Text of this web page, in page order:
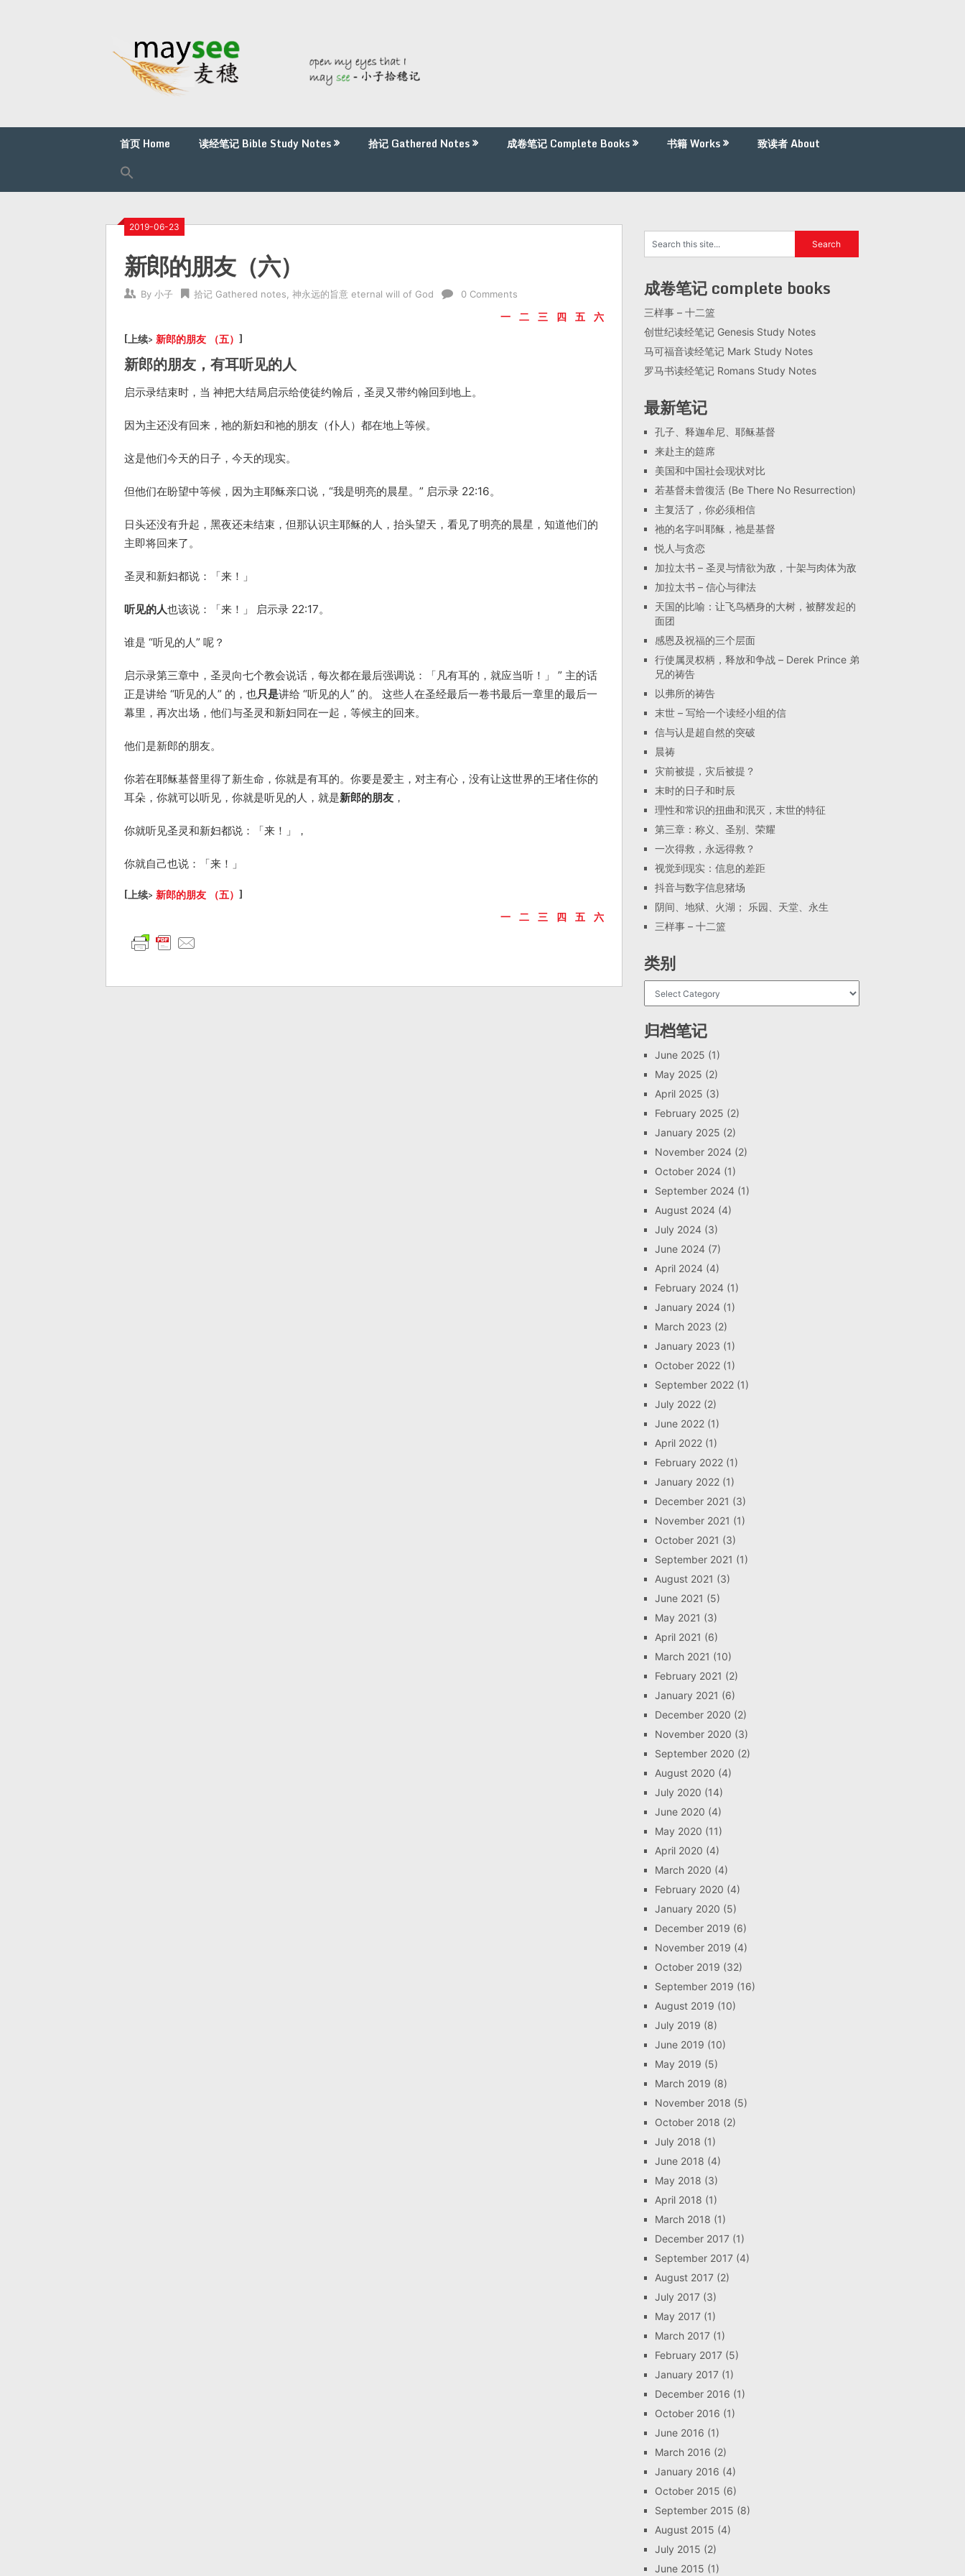
首页 Home 读经笔记 Bible Study Notes 拾记 Gathered Notes 成卷笔记 Complete Books 书籍 Works 致读者 About
2019-06-23
新郎的朋友（六）
By 小子 拾记 Gathered notes 神永远的旨意 eternal will of God 0 Comments
一 二 三 四 五 六
[上续> 新郎的朋友 （五） ]
新郎的朋友，有耳听见的人
启示录结束时，当 神把大结局启示给使徒约翰后，圣灵又带约翰回到地上。
因为主还没有回来，祂的新妇和祂的朋友（仆人）都在地上等候。
这是他们今天的日子，今天的现实。
但他们在盼望中等候，因为主耶稣亲口说，“我是明亮的晨星。” 启示录 22:16。
日头还没有升起，黑夜还未结束，但那认识主耶稣的人，抬头望天，看见了明亮的晨星，知道他们的
主即将回来了。
圣灵和新妇都说：「来！」
听见的人也该说：「来！」 启示录 22:17。
谁是 “听见的人” 呢？
启示录第三章中，圣灵向七个教会说话，每次都在最后强调说：「凡有耳的，就应当听！」 ” 主的话
正是讲给 “听见的人” 的，也只是讲给 “听见的人” 的。 这些人在圣经最后一卷书最后一章里的最后一
幕里，再次出场，他们与圣灵和新妇同在一起，等候主的回来。
他们是新郎的朋友。
你若在耶稣基督里得了新生命，你就是有耳的。你要是爱主，对主有心，没有让这世界的王堵住你的
耳朵，你就可以听见，你就是听见的人，就是新郎的朋友 ，
你就听见圣灵和新妇都说：「来！」，
你就自己也说：「来！」
[上续> 新郎的朋友 （五） ]
一 二 三 四 五 六
成卷笔记 complete books
三样事 – 十二篮
创世纪读经笔记 Genesis Study Notes
马可福音读经笔记 Mark Study Notes
罗马书读经笔记 Romans Study Notes
最新笔记
孔子、释迦牟尼、耶稣基督
来赴主的筵席
美国和中国社会现状对比
若基督未曾復活 (Be There No Resurrection)
主复活了，你必须相信
祂的名字叫耶稣，祂是基督
悦人与贪恋
加拉太书 – 圣灵与情欲为敌，十架与肉体为敌
加拉太书 – 信心与律法
天国的比喻：让飞鸟栖身的大树，被酵发起的
面团
感恩及祝福的三个层面
行使属灵权柄，释放和争战 – Derek Prince 弟
兄的祷告
以弗所的祷告
末世 – 写给一个读经小组的信
信与认是超自然的突破
晨祷
灾前被提，灾后被提？
末时的日子和时辰
理性和常识的扭曲和泯灭，末世的特征
第三章：称义、圣别、荣耀
一次得救，永远得救？
视觉到现实：信息的差距
抖音与数字信息猪场
阴间、地狱、火湖； 乐园、天堂、永生
三样事 – 十二篮
类别
归档笔记
June 2025 (1)
May 2025 (2)
April 2025 (3)
February 2025 (2)
January 2025 (2)
November 2024 (2)
October 2024 (1)
September 2024 (1)
August 2024 (4)
July 2024 (3)
June 2024 (7)
April 2024 (4)
February 2024 (1)
January 2024 (1)
March 2023 (2)
January 2023 (1)
October 2022 (1)
September 2022 (1)
July 2022 (2)
June 2022 (1)
April 2022 (1)
February 2022 (1)
January 2022 (1)
December 2021 (3)
November 2021 (1)
October 2021 (3)
September 2021 (1)
August 2021 (3)
June 2021 (5)
May 2021 (3)
April 2021 (6)
March 2021 (10)
February 2021 (2)
January 2021 (6)
December 2020 (2)
November 2020 (3)
September 2020 (2)
August 2020 (4)
July 2020 (14)
June 2020 (4)
May 2020 (11)
April 2020 (4)
March 2020 (4)
February 2020 (4)
January 2020 (5)
December 2019 (6)
November 2019 (4)
October 2019 (32)
September 2019 (16)
August 2019 (10)
July 2019 (8)
June 2019 (10)
May 2019 (5)
March 2019 (8)
November 2018 (5)
October 2018 (2)
July 2018 (1)
June 2018 (4)
May 2018 (3)
April 2018 (1)
March 2018 (1)
December 2017 (1)
September 2017 (4)
August 2017 (2)
July 2017 (3)
May 2017 (1)
March 2017 (1)
February 2017 (5)
January 2017 (1)
December 2016 (1)
October 2016 (1)
June 2016 (1)
March 2016 (2)
January 2016 (4)
October 2015 (6)
September 2015 (8)
August 2015 (4)
July 2015 (2)
June 2015 (1)